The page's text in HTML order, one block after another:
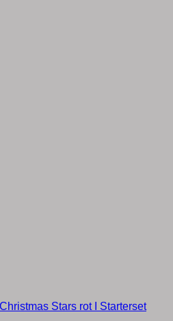
Stars rot I Starterset